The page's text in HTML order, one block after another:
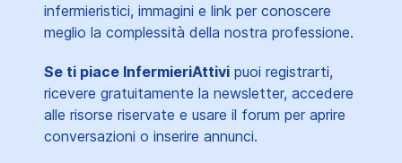
infermieristici, immagini e link per conoscere
meglio la complessità della nostra professione.
Se ti piace InfermieriAttivi puoi registrarti,
ricevere gratuitamente la newsletter, accedere
alle risorse riservate e usare il forum per aprire
conversazioni o inserire annunci.